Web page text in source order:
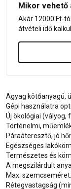
Mikor vehető
Akár 12000 Ft-
átvételi idő
Agyag kötőanyagú,
Gépi használatra
Új ökológiai (vályog,
Történelmi,
Páraáteresztő, jó
Egészséges
Természetes és
A megszilárdult
Max.
Rétegvastagság